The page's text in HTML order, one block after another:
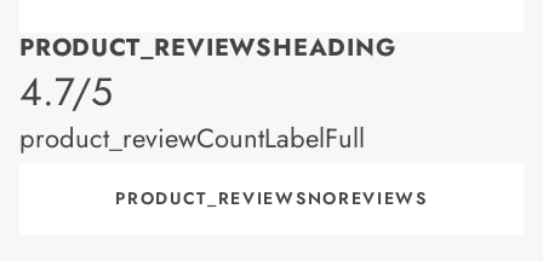
PRODUCT_REVIEWSHEADING
product_rating
4.7/5
product_reviewCountLabelFull
PRODUCT_REVIEWSNOREVIEWS